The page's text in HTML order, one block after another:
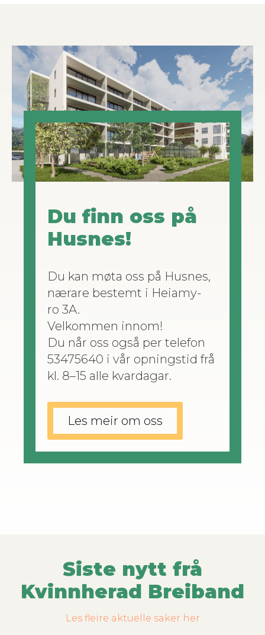
Du finn oss på
Husnes!
Du kan møta oss på Husnes,
nærare bestemt i Heiamy­
ro 3A.
Velkom­men innom!
Du når oss også per tele­fon
53475640 i vår opn­ingstid frå
kl. 8–15 alle kvardagar.
Les meir om oss
Siste nytt frå
Kvinnherad Breiband
Les fleire aktuelle saker her